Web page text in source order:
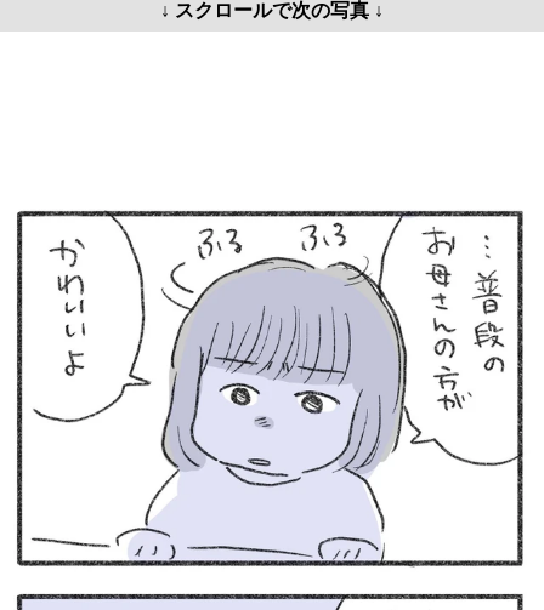
↓ スクロールで次の写真 ↓